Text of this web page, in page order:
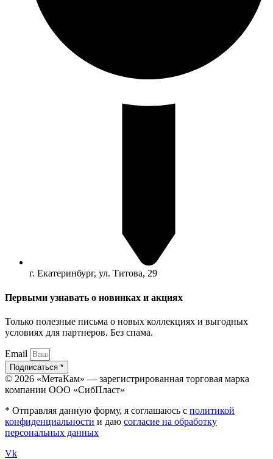
г. Екатеринбург, ул. Титова, 29
Первыми узнавать о новинках и акциях
Только полезные письма о новых коллекциях и выгодных
условиях для партнеров. Без спама.
Email
Подписаться *
© 2026 «МетаКам» — зарегистрированная торговая марка
компании ООО «СибПласт»
* Отправляя данную форму, я соглашаюсь с политикой
конфиденциальности и даю согласие на обработку
персональных данных
Vk